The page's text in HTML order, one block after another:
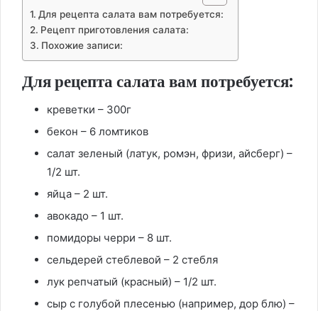
Для рецепта салата вам потребуется:
Рецепт приготовления салата:
Похожие записи:
Для рецепта салата вам потребуется:
креветки – 300г
бекон – 6 ломтиков
салат зеленый (латук, ромэн, фризи, айсберг) –
1/2 шт.
яйца – 2 шт.
авокадо – 1 шт.
помидоры черри – 8 шт.
сельдерей стеблевой – 2 стебля
лук репчатый (красный) – 1/2 шт.
сыр с голубой плесенью (например, дор блю) –